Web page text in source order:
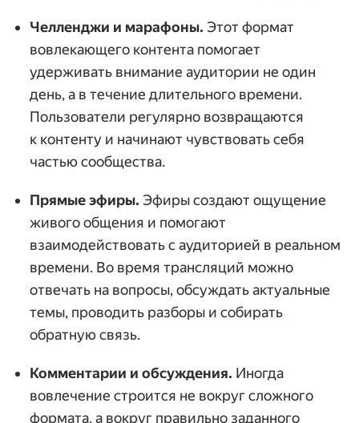
Челленджи и марафоны. Этот формат
вовлекающего контента помогает
удерживать внимание аудитории не один
день, а в течение длительного времени.
Пользователи регулярно возвращаются
к контенту и начинают чувствовать себя
частью сообщества.
Прямые эфиры. Эфиры создают ощущение
живого общения и помогают
взаимодействовать с аудиторией в реальном
времени. Во время трансляций можно
отвечать на вопросы, обсуждать актуальные
темы, проводить разборы и собирать
обратную связь.
Комментарии и обсуждения. Иногда
вовлечение строится не вокруг сложного
формата, а вокруг правильно заданного